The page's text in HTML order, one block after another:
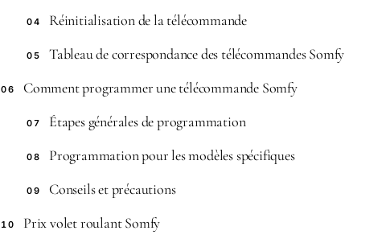
04 Réinitialisation de la télécommande
05 Tableau de correspondance des télécommandes Somfy
06 Comment programmer une télécommande Somfy
07 Étapes générales de programmation
08 Programmation pour les modèles spécifiques
09 Conseils et précautions
10 Prix volet roulant Somfy